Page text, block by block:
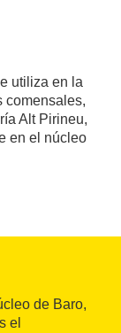
utiliza en la
comensales,
Alt Pirineu,
en el núcleo
de Baro,
el